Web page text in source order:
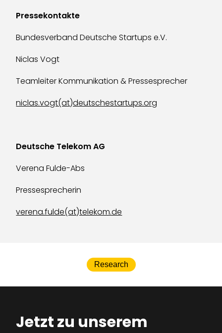
Pressekontakte
Bundesverband Deutsche Startups e.V.
Niclas Vogt
Teamleiter Kommunikation & Pressesprecher
niclas.vogt(at)deutschestartups.org
Deutsche Telekom AG
Verena Fulde-Abs
Pressesprecherin
verena.fulde(at)telekom.de
Research
Jetzt zu unserem